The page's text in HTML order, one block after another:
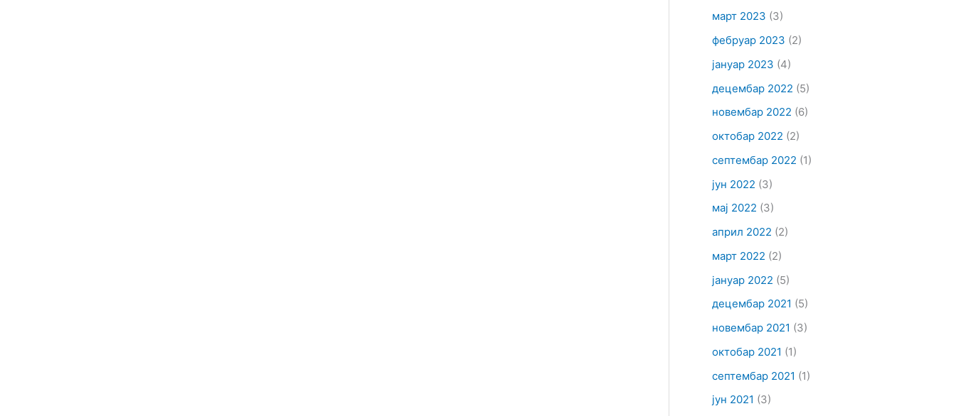
март 2023 (3)
фебруар 2023 (2)
јануар 2023 (4)
децембар 2022 (5)
новембар 2022 (6)
октобар 2022 (2)
септембар 2022 (1)
јун 2022 (3)
мај 2022 (3)
април 2022 (2)
март 2022 (2)
јануар 2022 (5)
децембар 2021 (5)
новембар 2021 (3)
октобар 2021 (1)
септембар 2021 (1)
јун 2021 (3)